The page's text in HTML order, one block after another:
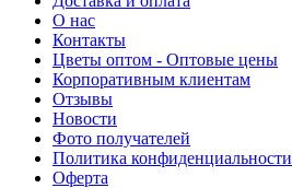
О нас
Контакты
Цветы оптом - Оптовые цены
Корпоративным клиентам
Отзывы
Новости
Фото получателей
Политика конфиденциальности
Оферта